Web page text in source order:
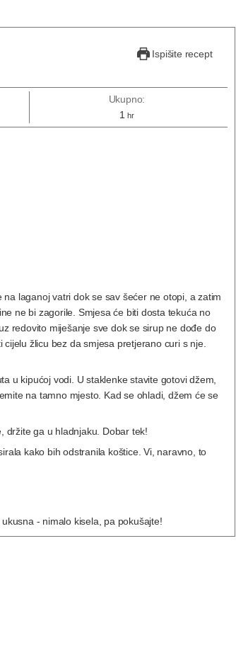
Ispišite recept
Ukupno:
1 hr
laganoj vatri dok se sav šećer ne otopi, a zatim
ne bi zagorile. Smjesa će biti dosta tekuća no
redovito miješanje sve dok se sirup ne dođe do
žlicu bez da smjesa pretjerano curi s nje.
u kipućoj vodi. U staklenke stavite gotovi džem,
na tamno mjesto. Kad se ohladi, džem će se
držite ga u hladnjaku. Dobar tek!
kako bih odstranila koštice. Vi, naravno, to
- nimalo kisela, pa pokušajte!